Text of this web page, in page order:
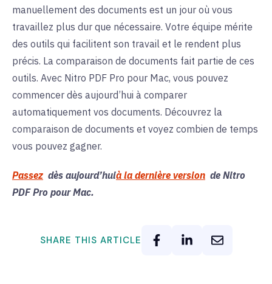
manuellement des documents est un jour où vous
travaillez plus dur que nécessaire. Votre équipe mérite
des outils qui facilitent son travail et le rendent plus
précis. La comparaison de documents fait partie de ces
outils. Avec Nitro PDF Pro pour Mac, vous pouvez
commencer dès aujourd’hui à comparer
automatiquement vos documents. Découvrez la
comparaison de documents et voyez combien de temps
vous pouvez gagner.
Passez dès aujourd’huià la dernière version de Nitro
PDF Pro pour Mac.
SHARE THIS ARTICLE